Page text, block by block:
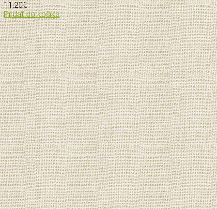
11.20€
Pridať do košíka